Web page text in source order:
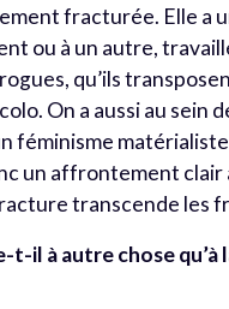
fracturée. Elle
ou à un autre,
qu’ils
On a aussi au
féminisme
un affrontement clair
transcende les
t-il à autre chose